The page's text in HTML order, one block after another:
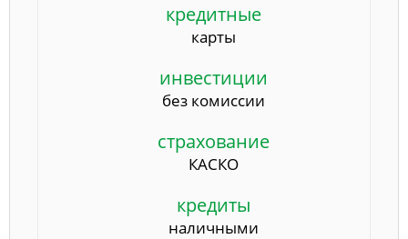
кредитные
карты
инвестиции
без комиссии
страхование
КАСКО
кредиты
наличными